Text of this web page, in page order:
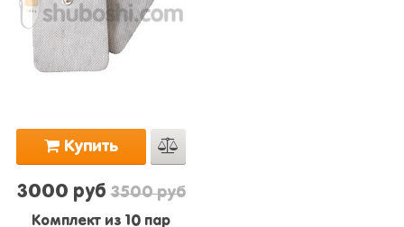
Купить
3000 руб3500 руб
Комплект из 10 пар